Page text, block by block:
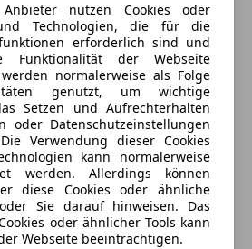
nutzen Cookies oder
Technologien, die für die
erforderlich sind und
Funktionalität der Webseite
normalerweise als Folge
genutzt, um wichtige
Setzen und Aufrechterhalten
oder Datenschutzeinstellungen
Verwendung dieser Cookies
kann normalerweise
werden. Allerdings können
diese Cookies oder ähnliche
Sie darauf hinweisen. Das
oder ähnlicher Tools kann
Webseite beeinträchtigen.